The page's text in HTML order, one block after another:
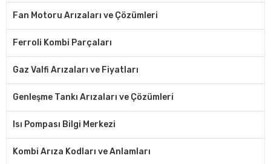
Fan Motoru Arızaları ve Çözümleri
Ferroli Kombi Parçaları
Gaz Valfi Arızaları ve Fiyatları
Genleşme Tankı Arızaları ve Çözümleri
Isı Pompası Bilgi Merkezi
Kombi Arıza Kodları ve Anlamları